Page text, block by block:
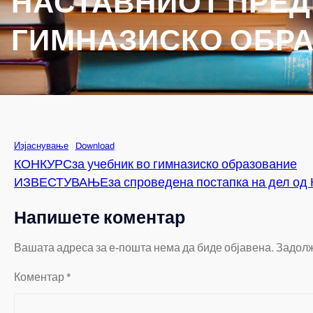
ГИМНАЗИСКО
Изјаснување Download
КОНКУРСза учебник во гимназиско образование
ИЗВЕСТУВАЊЕза спроведена постапка на дел од
Напишете коментар
Вашата адреса за е-пошта нема да биде објавена.
Коментар *